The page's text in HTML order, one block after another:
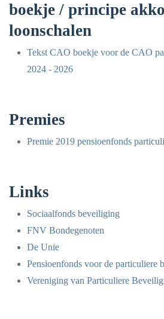
boekje / principe
loonschalen
Tekst CAO boekje voor de CAO
2024 - 2026
Premies
Premie 2019 pensioenfonds
Links
Sociaalfonds beveiliging
FNV Bondegenoten
De Unie
Pensioenfonds voor de particuliere
Vereniging van Particuliere